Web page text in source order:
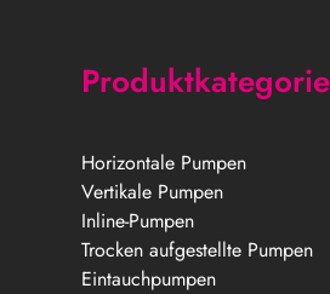
Horizontale Pumpen
Vertikale Pumpen
Inline-Pumpen
Trocken aufgestellte Pumpen
Eintauchpumpen